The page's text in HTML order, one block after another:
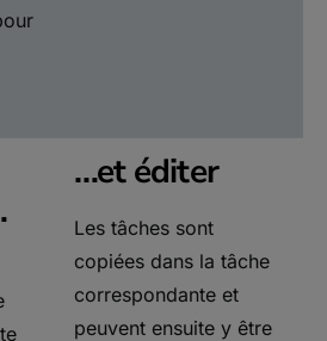
…et éditer
Les tâches sont
copiées dans la tâche
correspondante et
peuvent ensuite y être